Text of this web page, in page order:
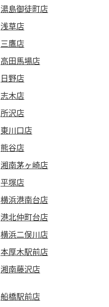
湯島御徒町店
浅草店
三鷹店
高田馬場店
日野店
志木店
所沢店
東川口店
熊谷店
湘南茅ヶ崎店
平塚店
横浜港南台店
港北仲町台店
横浜二俣川店
本厚木駅前店
湘南藤沢店
船橋駅前店